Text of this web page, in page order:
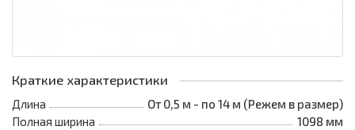
Краткие характеристики
Длина
От 0,5 м - по 14 м (Режем в размер)
Полная ширина
1098 мм